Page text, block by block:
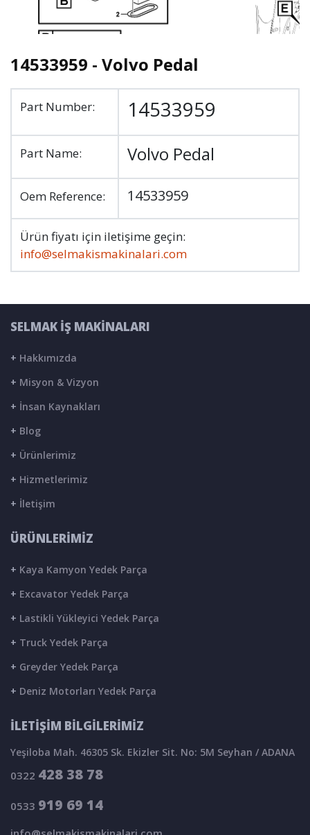
14533959 - Volvo Pedal
Part Number: 14533959
Part Name: Volvo Pedal
Oem Reference: 14533959
Ürün fiyatı için iletişime geçin:
info@selmakismakinalari.com
SELMAK İŞ MAKİNALARI
+ Hakkımızda
+ Misyon & Vizyon
+ İnsan Kaynakları
+ Blog
+ Ürünlerimiz
+ Hizmetlerimiz
+ İletişim
ÜRÜNLERİMİZ
+ Kaya Kamyon Yedek Parça
+ Excavator Yedek Parça
+ Lastikli Yükleyici Yedek Parça
+ Truck Yedek Parça
+ Greyder Yedek Parça
+ Deniz Motorları Yedek Parça
İLETİŞİM BİLGİLERİMİZ
Yeşiloba Mah. 46305 Sk. Ekizler Sit. No: 5M Seyhan / ADANA
0322 428 38 78
0533 919 69 14